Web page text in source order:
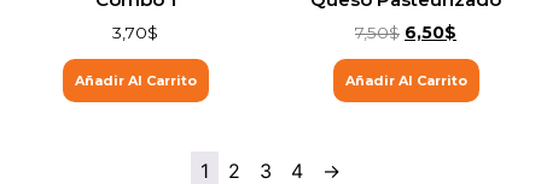
3,70$
Añadir Al Carrito
7,50$ 6,50$
Añadir Al Carrito
1 2 3 4 →